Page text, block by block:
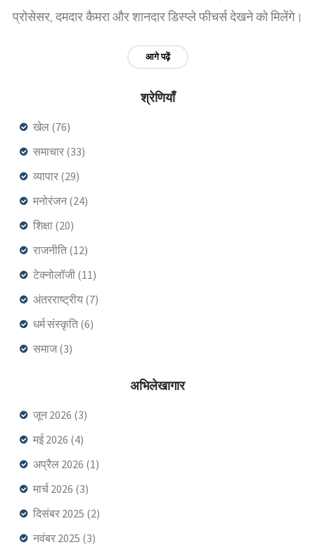
प्रोसेसर, दमदार कैमरा और शानदार डिस्प्ले फीचर्स देखने को मिलेंगे।
आगे पढ़ें
श्रेणियाँ
खेल (76)
समाचार (33)
व्यापार (29)
मनोरंजन(24)
शिक्षा (20)
राजनीति (12)
टेक्नोलॉजी (11)
अंतरराष्ट्रीय (7)
धर्म संस्कृति (6)
समाज(3)
अभिलेखागार
जून 2026 (3)
मई 2026 (4)
अप्रैल 2026 (1)
मार्च 2026 (3)
दिसंबर 2025 (2)
नवंबर 2025 (3)